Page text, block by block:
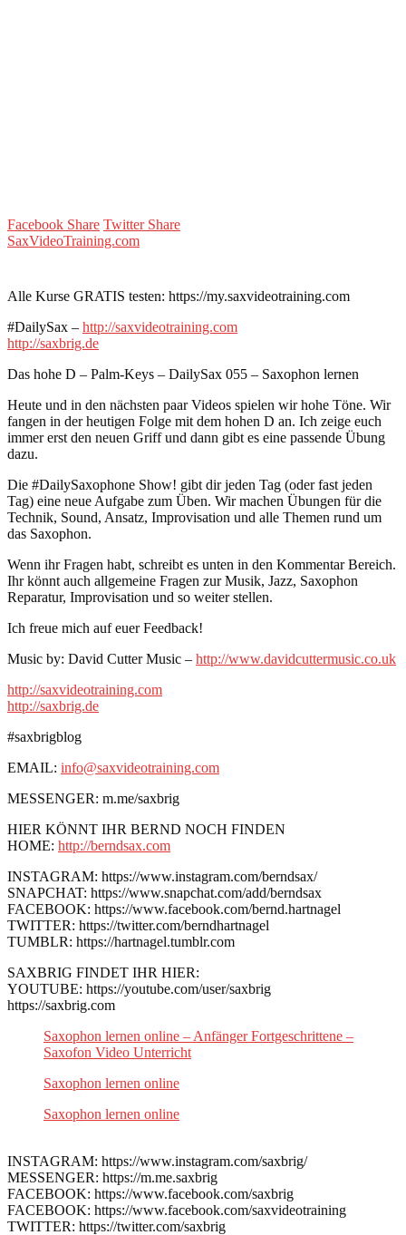
Facebook Share Twitter Share
SaxVideoTraining.com
Alle Kurse GRATIS testen: https://my.saxvideotraining.com
#DailySax – http://saxvideotraining.com
http://saxbrig.de
Das hohe D – Palm-Keys – DailySax 055 – Saxophon lernen
Heute und in den nächsten paar Videos spielen wir hohe Töne. Wir
fangen in der heutigen Folge mit dem hohen D an. Ich zeige euch
immer erst den neuen Griff und dann gibt es eine passende Übung
dazu.
Die #DailySaxophone Show! gibt dir jeden Tag (oder fast jeden
Tag) eine neue Aufgabe zum Üben. Wir machen Übungen für die
Technik, Sound, Ansatz, Improvisation und alle Themen rund um
das Saxophon.
Wenn ihr Fragen habt, schreibt es unten in den Kommentar Bereich.
Ihr könnt auch allgemeine Fragen zur Musik, Jazz, Saxophon
Reparatur, Improvisation und so weiter stellen.
Ich freue mich auf euer Feedback!
Music by: David Cutter Music – http://www.davidcuttermusic.co.uk
http://saxvideotraining.com
http://saxbrig.de
#saxbrigblog
EMAIL: info@saxvideotraining.com
MESSENGER: m.me/saxbrig
HIER KÖNNT IHR BERND NOCH FINDEN
HOME: http://berndsax.com
INSTAGRAM: https://www.instagram.com/berndsax/
SNAPCHAT: https://www.snapchat.com/add/berndsax
FACEBOOK: https://www.facebook.com/bernd.hartnagel
TWITTER: https://twitter.com/berndhartnagel
TUMBLR: https://hartnagel.tumblr.com
SAXBRIG FINDET IHR HIER:
YOUTUBE: https://youtube.com/user/saxbrig
https://saxbrig.com
Saxophon lernen online – Anfänger Fortgeschrittene –
Saxofon Video Unterricht
Saxophon lernen online
Saxophon lernen online
INSTAGRAM: https://www.instagram.com/saxbrig/
MESSENGER: https://m.me.saxbrig
FACEBOOK: https://www.facebook.com/saxbrig
FACEBOOK: https://www.facebook.com/saxvideotraining
TWITTER: https://twitter.com/saxbrig